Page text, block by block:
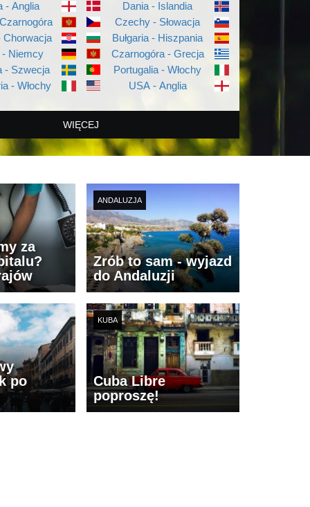
- Anglia
Chorwacja
- Niemcy
- Szwecja
- Włochy
Dania - Islandia
Czechy - Słowacja
Bułgaria - Hiszpania
Czarnogóra - Grecja
Portugalia - Włochy
USA - Anglia
WIĘCEJ
za
ANDALUZJA
Zrób to sam - wyjazd
do Andaluzji
po
KUBA
Cuba Libre
poproszę!